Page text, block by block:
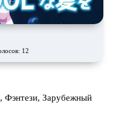
12
Фэнтези, Зарубежный